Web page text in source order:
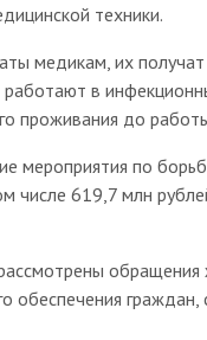
техники.
медикам, их
в
проживания до
мероприятия по
числе 619,7 млн
обращения
обеспечения